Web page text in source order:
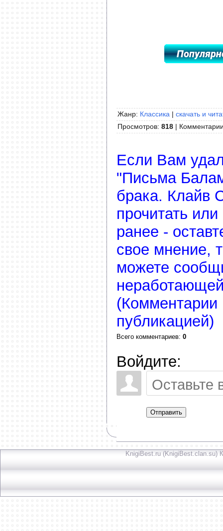
Жанр: Классика | скачать и
Просмотров: 818 |
Если Вам
"Письма
брака. Клайв
прочитать
ранее -
свое мнение,
можете
(Комментарии
публикацией)
Всего комментариев: 0
Войдите:
Отправить
KnigiBest.ru (KnigiBest.clan.su)